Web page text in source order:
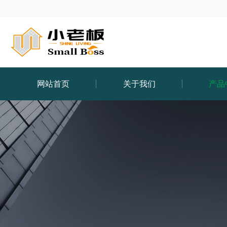
网站首页 关于我们 产品